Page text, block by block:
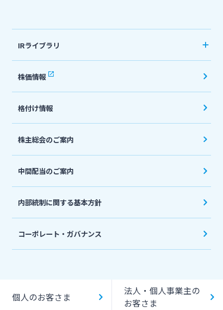
法人・個人事業主のお客さま
株主・投資家の皆さま
宮崎銀行について
ニュースリリース一覧
採用情報
お問い合わせ先一覧
IRライブラリ
決算短信
有価証券報告書・四半期報告書
IR関連ニュースリリース
会社説明会資料
投資家向け説明会資料
English
株価情報
格付け情報
株主総会のご案内
中間配当のご案内
内部統制に関する基本方針
コーポレート・ガバナンス
個人のお客さま
法人・個人事業主の
お客さま